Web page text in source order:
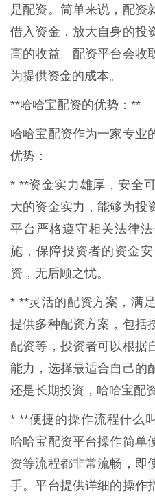
是配资。简单来说，配资
借入资金，放大自身的投
高的收益。配资平台会收
为提供资金的成本。
**哈哈宝配资的优势：**
哈哈宝配资作为一家专业
优势：
* **资金实力雄厚，安全
大的资金实力，能够为投
平台严格遵守相关法律
施，保障投资者的资金
资，无后顾之忧。
* **灵活的配资方案，满
提供多种配资方案，包括
配资等，投资者可以根据
能力，选择最适合自己的
还是长期投资，哈哈宝配
* **便捷的操作流程什么
哈哈宝配资平台操作简单
资等流程都非常流畅，即
手。平台提供详细的操作